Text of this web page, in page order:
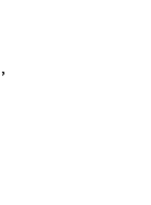
,